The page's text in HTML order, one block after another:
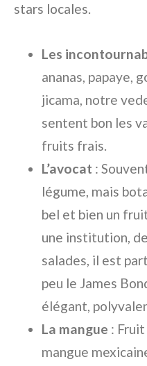
stars locales.
Les
ananas, papaye,
jicama, notre
sentent bon les
fruits frais.
L’avocat :
légume, mais
bel et bien un
une institution,
salades, il est
peu le James
élégant,
La mangue :
mangue